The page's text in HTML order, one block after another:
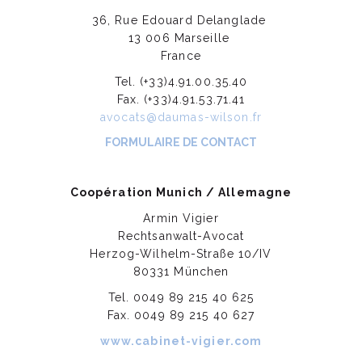
36, Rue Edouard Delanglade
13 006 Marseille
France
Tel. (+33)4.91.00.35.40
Fax. (+33)4.91.53.71.41
avocats@daumas-wilson.fr
FORMULAIRE DE CONTACT
Coopération Munich / Allemagne
Armin Vigier
Rechtsanwalt-Avocat
Herzog-Wilhelm-Straße 10/IV
80331 München
Tel. 0049 89 215 40 625
Fax. 0049 89 215 40 627
www.cabinet-vigier.com